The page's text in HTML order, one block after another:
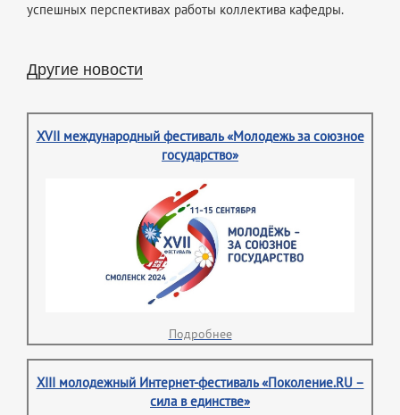
успешных перспективах работы коллектива кафедры.
Другие новости
XVII международный фестиваль «Молодежь за союзное
государство»
Подробнее
XIII молодежный Интернет-фестиваль «Поколение.RU –
сила в единстве»